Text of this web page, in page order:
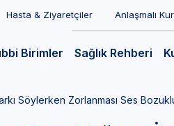
Hasta & Ziyaretçiler Anlaşmalı
Birimler Sağlık Rehberi
Söylerken Zorlanması Ses